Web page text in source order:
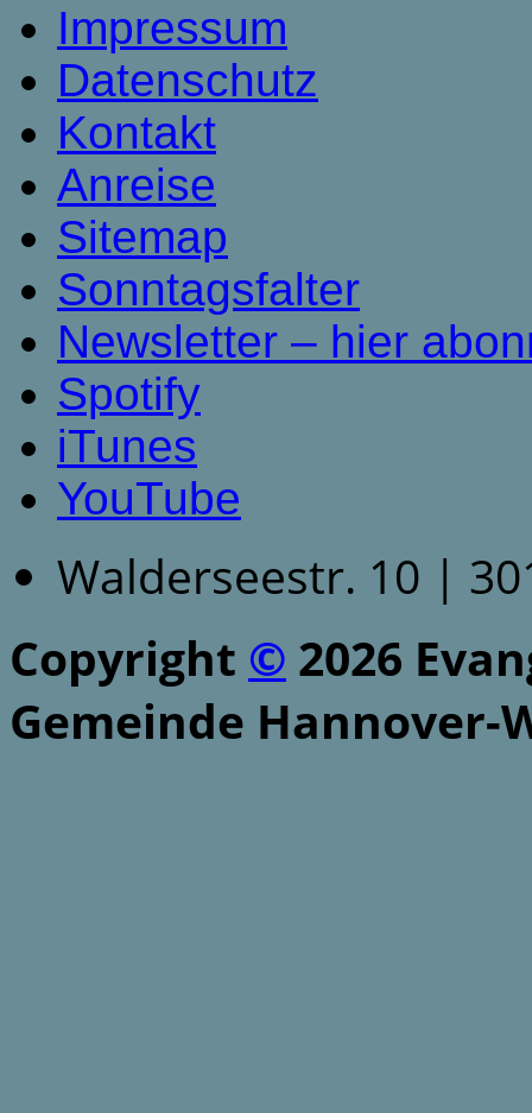
Impressum
Datenschutz
Kontakt
Anreise
Sitemap
Sonntagsfalter
Newsletter – hier
Spotify
iTunes
YouTube
Walderseestr. 10 |
Copyright © 2026
Gemeinde Hannover-